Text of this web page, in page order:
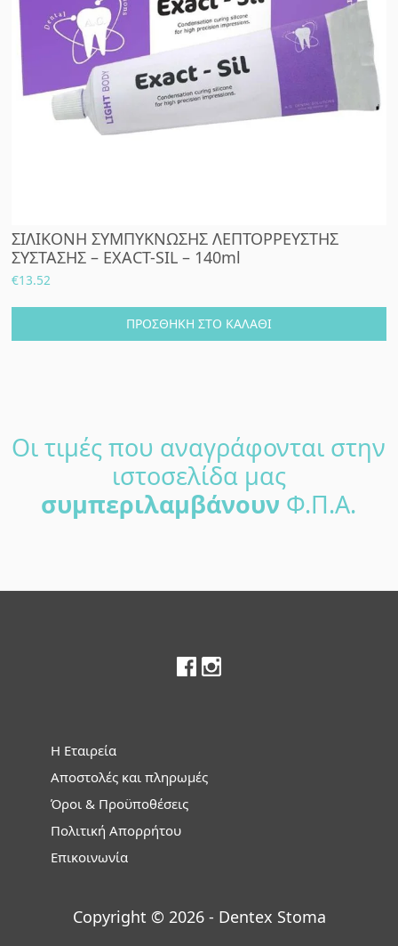
ΣΙΛΙΚΟΝΗ ΣΥΜΠΥΚΝΩΣΗΣ ΛΕΠΤΟΡΡΕΥΣΤΗΣ
ΣΥΣΤΑΣΗΣ – EXACT-SIL – 140ml
€13.52
ΠΡΟΣΘΉΚΗ ΣΤΟ ΚΑΛΆΘΙ
Οι τιμές που αναγράφονται στην
ιστοσελίδα μας
συμπεριλαμβάνουν Φ.Π.Α.
Η Εταιρεία
Αποστολές και πληρωμές
Όροι & Προϋποθέσεις
Πολιτική Απορρήτου
Επικοινωνία
Copyright © 2026 - Dentex Stoma